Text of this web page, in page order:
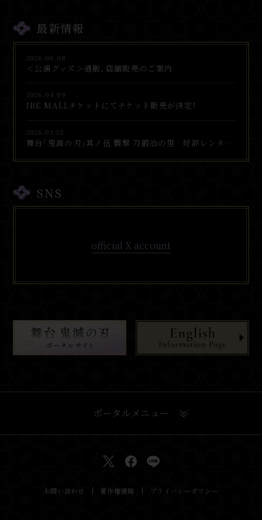
最新情報
2026.06.08
＜公演グッズ＞通販、店舗販売のご案内
2026.04.09
JRE MALLチケットにてチケット販売が決定！
2026.03.25
舞台「鬼滅の刃」其ノ伍 襲撃 刀鍛冶の里 好評レンタル配信中！
SNS
official X account
ポータルメニュー
お問い合わせ 著作権情報 プライバシーポリシー